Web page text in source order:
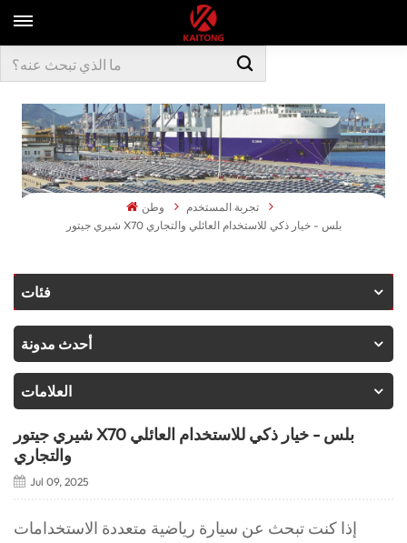
وطن
تجربة المستخدم
شيري جيتور X70 بلس - خيار ذكي للاستخدام العائلي والتجاري
فئات
أحدث مدونة
العلامات
شيري جيتور X70 بلس - خيار ذكي للاستخدام العائلي
والتجاري
Jul 09, 2025
إذا كنت تبحث عن سيارة رياضية متعددة الاستخدامات